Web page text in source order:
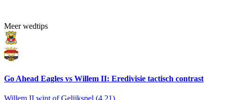
Meer wedtips
Go Ahead Eagles vs Willem II: Eredivisie tactisch contrast
Willem II wint of Gelijkspel (4.21)